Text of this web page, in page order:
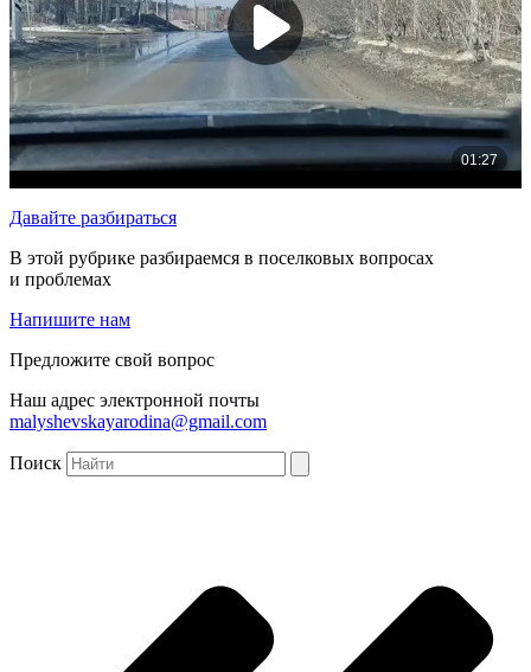
Давайте разбираться
В этой рубрике разбираемся в поселковых вопросах
и проблемах
Напишите нам
Предложите свой вопрос
Наш адрес электронной почты
malyshevskayarodina@gmail.com
Поиск